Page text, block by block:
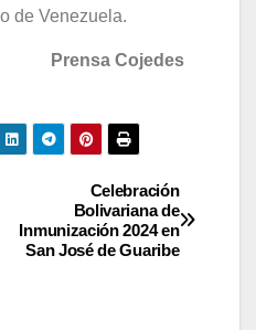
de Venezuela.
Prensa Cojedes
Celebración
Bolivariana de
Inmunización 2024 en
San José de Guaribe